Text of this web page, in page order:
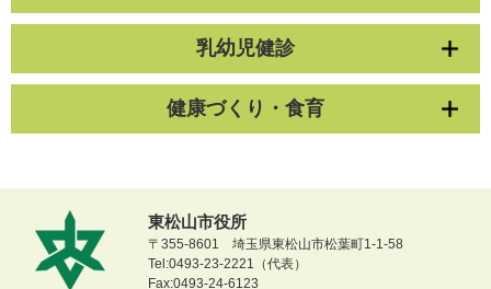
乳幼児健診
健康づくり・食育
東松山市役所
〒355-8601 埼玉県東松山市松葉町1-1-58
Tel:0493-23-2221（代表）
Fax:0493-24-6123